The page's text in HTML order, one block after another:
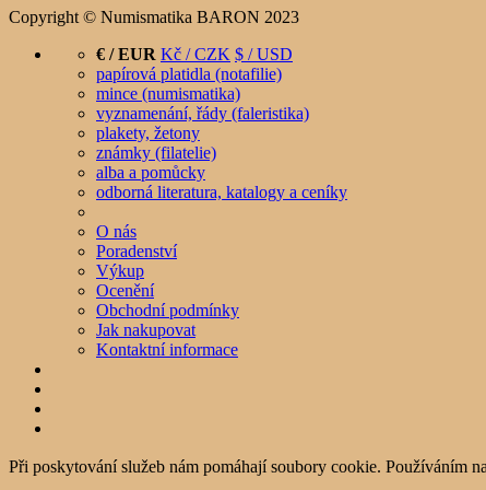
Copyright © Numismatika BARON 2023
€ / EUR Kč / CZK $ / USD
papírová platidla (notafilie)
mince (numismatika)
vyznamenání, řády (faleristika)
plakety, žetony
známky (filatelie)
alba a pomůcky
odborná literatura, katalogy a ceníky
O nás
Poradenství
Výkup
Ocenění
Obchodní podmínky
Jak nakupovat
Kontaktní informace
Při poskytování služeb nám pomáhají soubory cookie. Používáním